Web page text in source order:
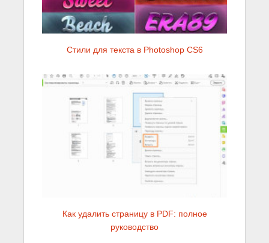
Стили для текста в Photoshop CS6
Как удалить страницу в PDF: полное
руководство